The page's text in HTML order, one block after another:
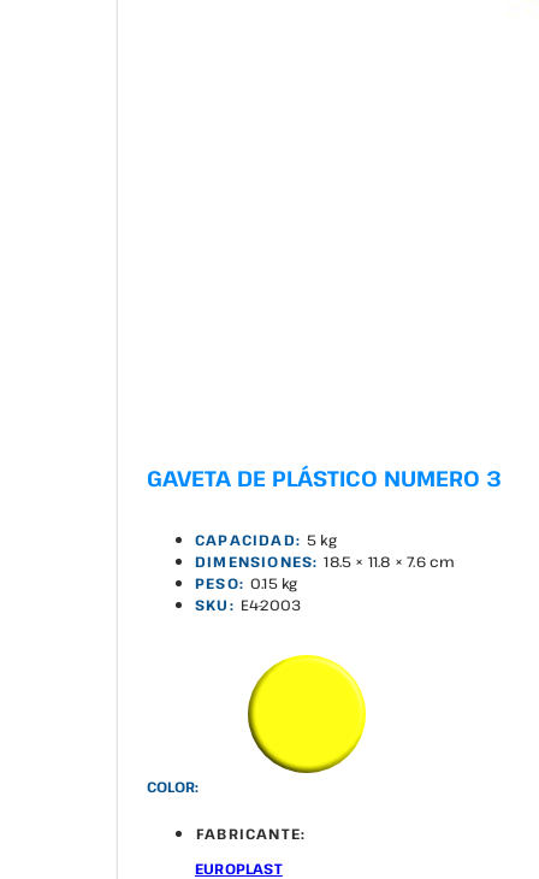
GAVETA DE PLÁSTICO NUMERO 3
CAPACIDAD: 5 kg
DIMENSIONES: 18.5 × 11.8 × 7.6 cm
PESO: 0.15 kg
SKU: E4-2003
COLOR:
FABRICANTE:
EUROPLAST